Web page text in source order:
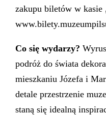
zakupu biletów w kasie
Co się wydarzy?
podróż do świata
mieszkaniu Józefa i
detale przestrzenie
staną się idealną